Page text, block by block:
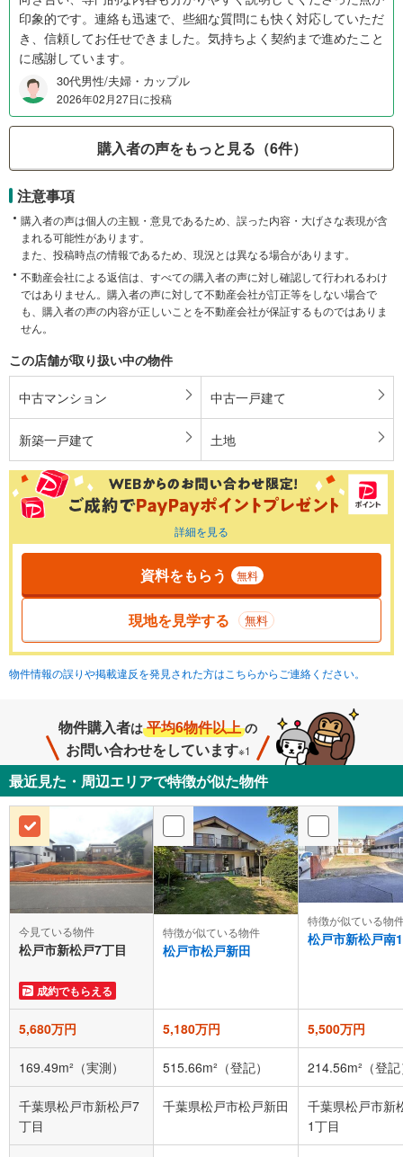
印象的です。連絡も迅速で、些細な質問にも快く対応していただ
き、信頼してお任せできました。気持ちよく契約まで進めたこと
に感謝しています。
30代男性/夫婦・カップル
2026年02月27日に投稿
購入者の声をもっと見る（6件）
注意事項
購入者の声は個人の主観・意見であるため、誤った内容・大げさな表現が含
まれる可能性があります。
また、投稿時点の情報であるため、現況とは異なる場合があります。
不動産会社による返信は、すべての購入者の声に対し確認して行われるわけ
ではありません。購入者の声に対して不動産会社が訂正等をしない場合で
も、購入者の声の内容が正しいことを不動産会社が保証するものではありま
せん。
この店舗が取り扱い中の物件
中古マンション 中古一戸建て
新築一戸建て 土地
詳細を見る
資料をもらう 無料
現地を見学する 無料
物件情報の誤りや掲載違反を発見された方はこちらからご連絡ください。
物件購入者は 平均6物件以上 の
お問い合わせをしています※1
最近見た・周辺エリアで特徴が似た物件
今見ている物件
松戸市新松戸7丁目
成約でもらえる
特徴が似ている物件
松戸市松戸新田
特徴が似ている物
松戸市新松戸南
5,680万円 5,180万円 5,500万円
169.49m²（実測） 515.66m²（登記） 214.56m²（登
千葉県松戸市新松戸7
丁目
千葉県松戸市松戸新田
千葉県松戸市新
1丁目